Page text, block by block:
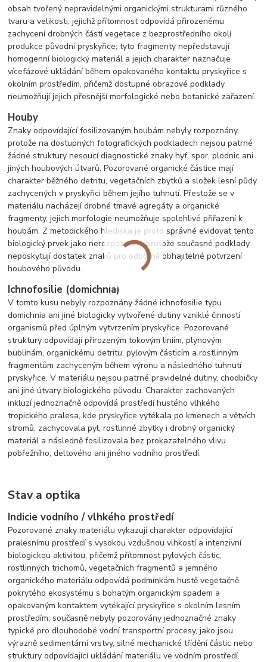
obsah tvořený nepravidelnými organickými strukturami různého
tvaru a velikosti, jejichž přítomnost odpovídá přirozenému
zachycení drobných částí vegetace z bezprostředního okolí
produkce původní pryskyřice; tyto fragmenty nepředstavují
homogenní biologický materiál a jejich charakter naznačuje
vícefázové ukládání během opakovaného kontaktu pryskyřice s
okolním prostředím, přičemž dostupné obrazové podklady
neumožňují jejich přesnější morfologické nebo botanické zařazení.
Houby
Znaky odpovídající fosilizovaným houbám nebyly rozpoznány,
protože na dostupných fotografických podkladech nejsou patrné
žádné struktury nesoucí diagnostické znaky hyf, spor, plodnic ani
jiných houbových útvarů. Pozorované organické částice mají
charakter běžného detritu, vegetačních zbytků a složek lesní půdy
zachycených v pryskyřici během jejího tuhnutí. Přestože se v
materiálu nacházejí drobné tmavé agregáty a organické
fragmenty, jejich morfologie neumožňuje spolehlivé přiřazení k
houbám. Z metodického hlediska je proto správné evidovat tento
biologický prvek jako nerozpoznaný, protože současné podklady
neposkytují dostatek znaků pro odborně obhajitelné potvrzení
houbového původu.
Ichnofosilie (domichnia)
V tomto kusu nebyly rozpoznány žádné ichnofosilie typu
domichnia ani jiné biologicky vytvořené dutiny vzniklé činností
organismů před úplným vytvrzením pryskyřice. Pozorované
struktury odpovídají přirozeným tokovým liniím, plynovým
bublinám, organickému detritu, pylovým částicím a rostlinným
fragmentům zachyceným během výronu a následného tuhnutí
pryskyřice. V materiálu nejsou patrné pravidelné dutiny, chodbičky
ani jiné útvary biologického původu. Charakter zachovaných
inkluzí jednoznačně odpovídá prostředí hustého vlhkého
tropického pralesa, kde pryskyřice vytékala po kmenech a větvích
stromů, zachycovala pyl, rostlinné zbytky i drobný organický
materiál a následně fosilizovala bez prokazatelného vlivu
pobřežního, deltového ani jiného vodního prostředí.
Stav a optika
Indicie vodního / vlhkého prostředí
Pozorované znaky materiálu vykazují charakter odpovídající
pralesnímu prostředí s vysokou vzdušnou vlhkostí a intenzivní
biologickou aktivitou, přičemž přítomnost pylových částic,
rostlinných trichomů, vegetačních fragmentů a jemného
organického materiálu odpovídá podmínkám hustě vegetačně
pokrytého ekosystému s bohatým organickým spadem a
opakovaným kontaktem vytékající pryskyřice s okolním lesním
prostředím; současně nebyly pozorovány jednoznačné znaky
typické pro dlouhodobé vodní transportní procesy, jako jsou
výrazně sedimentární vrstvy, silné mechanické třídění částic nebo
struktury odpovídající ukládání materiálu ve vodním prostředí.